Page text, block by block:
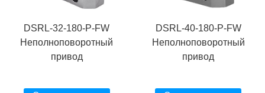
DSRL-32-180-P-FW
Неполноповоротный
привод
DSRL-40-180-P-FW
Неполноповоротный
привод